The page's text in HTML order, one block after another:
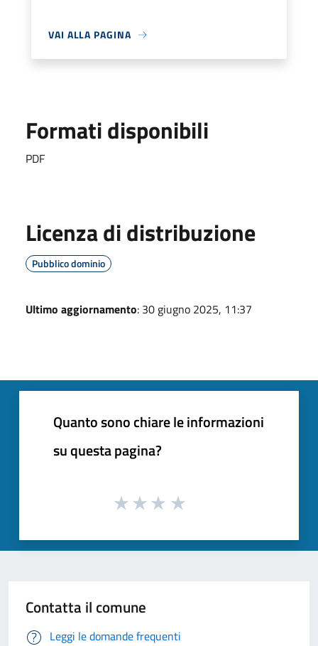
VAI ALLA PAGINA
Formati disponibili
PDF
Licenza di distribuzione
Pubblico dominio
Ultimo aggiornamento: 30 giugno 2025, 11:37
Quanto sono chiare le informazioni
su questa pagina?
Contatta il comune
Leggi le domande frequenti